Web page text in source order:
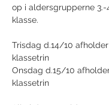
op i aldersgrupperne 3.-
klasse.
Trisdag d.14/10
klassetrin
Onsdag d.15/10
klassetrin